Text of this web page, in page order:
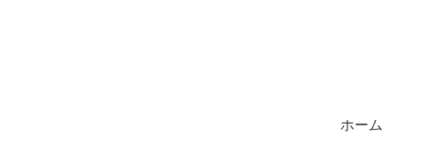
ホーム